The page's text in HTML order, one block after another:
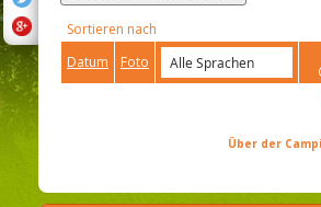
Sortieren nach
Datum
Foto
Über der